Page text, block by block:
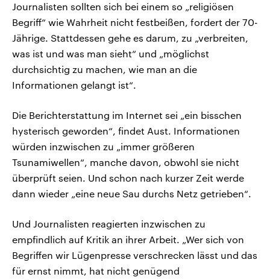
Journalisten sollten sich bei einem so „religiösen
Begriff“ wie Wahrheit nicht festbeißen, fordert der 70-
Jährige. Stattdessen gehe es darum, zu „verbreiten,
was ist und was man sieht“ und „möglichst
durchsichtig zu machen, wie man an die
Informationen gelangt ist“.
Die Berichterstattung im Internet sei „ein bisschen
hysterisch geworden“, findet Aust. Informationen
würden inzwischen zu „immer größeren
Tsunamiwellen“, manche davon, obwohl sie nicht
überprüft seien. Und schon nach kurzer Zeit werde
dann wieder „eine neue Sau durchs Netz getrieben“.
Und Journalisten reagierten inzwischen zu
empfindlich auf Kritik an ihrer Arbeit. „Wer sich von
Begriffen wir Lügenpresse verschrecken lässt und das
für ernst nimmt, hat nicht genügend